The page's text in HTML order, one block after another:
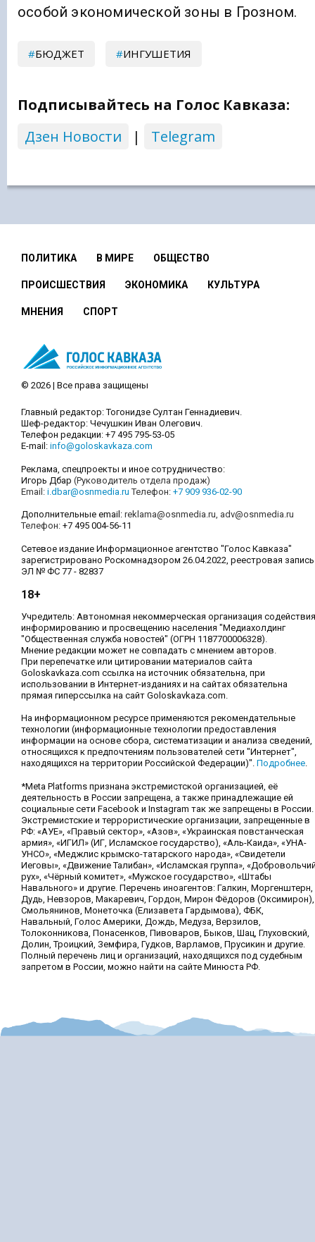
особой экономической зоны в Грозном.
БЮДЖЕТ ИНГУШЕТИЯ
Подписывайтесь на Голос Кавказа:
Дзен Новости
| Telegram
ПОЛИТИКА В МИРЕ ОБЩЕСТВО
ПРОИСШЕСТВИЯ ЭКОНОМИКА КУЛЬТУРА
МНЕНИЯ СПОРТ
© 2026 | Все права защищены
Главный редактор: Тогонидзе Султан Геннадиевич.
Шеф-редактор: Чечушкин Иван Олегович.
Телефон редакции: +7 495 795-53-05
E-mail: info@goloskavkaza.com
Реклама, спецпроекты и иное сотрудничество:
Игорь Дбар (Руководитель отдела продаж)
Email: i.dbar@osnmedia.ru Телефон: +7 909 936-02-90
Дополнительные email: reklama@osnmedia.ru adv@osnmedia.ru
Телефон: +7 495 004-56-11
Сетевое издание Информационное агентство "Голос Кавказа"
зарегистрировано Роскомнадзором 26.04.2022, реестровая запись
ЭЛ № ФС 77 - 82837
18+
Учредитель: Автономная некоммерческая организация содействия
информированию и просвещению населения "Медиахолдинг
"Общественная служба новостей" (ОГРН 1187700006328).
Мнение редакции может не совпадать с мнением авторов.
При перепечатке или цитировании материалов сайта
Goloskavkaza.com ссылка на источник обязательна, при
использовании в Интернет-изданиях и на сайтах обязательна
прямая гиперссылка на сайт Goloskavkaza.com.
На информационном ресурсе применяются рекомендательные
технологии (информационные технологии предоставления
информации на основе сбора, систематизации и анализа сведений,
относящихся к предпочтениям пользователей сети "Интернет",
находящихся на территории Российской Федерации)". Подробнее
*Meta Platforms признана экстремистской организацией, её
деятельность в России запрещена, а также принадлежащие ей
социальные сети Facebook и Instagram так же запрещены в России.
Экстремистские и террористические организации, запрещенные в
РФ: «АУЕ», «Правый сектор», «Азов», «Украинская повстанческая
армия», «ИГИЛ» (ИГ, Исламское государство), «Аль-Каида», «УНА-
УНСО», «Меджлис крымско-татарского народа», «Свидетели
Иеговы», «Движение Талибан», «Исламская группа»,
рух», «Чёрный комитет», «Мужское государство», «Штабы
Навального» и другие. Перечень иноагентов: Галкин, Моргенштерн,
Дудь, Невзоров, Макаревич, Гордон, Мирон Фёдоров (Оксимирон),
Смольянинов, Монеточка (Елизавета Гардымова), ФБК,
Навальный, Голос Америки, Дождь, Медуза, Верзилов,
Толоконникова, Понасенков, Пивоваров, Быков, Шац, Глуховский,
Долин, Троицкий, Земфира, Гудков, Варламов, Прусикин и другие.
Полный перечень лиц и организаций, находящихся под судебным
запретом в России, можно найти на сайте Минюста РФ.